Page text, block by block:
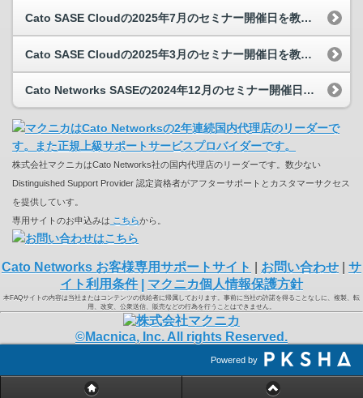
Cato SASE Cloudの2025年7月のセミナー開催日を教えてください。
Cato SASE Cloudの2025年3月のセミナー開催日を教えてください。
Cato Networks SASEの2024年12月のセミナー開催日を教えてください。
株式会社マクニカはCato Networks社の国内代理店のリーダーです。数少ない
Distinguished Support Provider 認定資格者がアフターサポートとカスタマーサクセス
を提供していす。
専用サイトのお申込みは こちらから。
Cato Networks お客様専用サポートサイト お問い合わせ
サ
イト利用条件| マクニカ個人情報保護方針
本FAQサイトの内容は当社またはコンテンツの供給者に帰属しております。事前に当社の許諾を得ることなしに、複製、転
用、改変、公衆送信、販売などの行為を行うことはできません。
©Macnica, Inc. All rights Reserved.
Powered by